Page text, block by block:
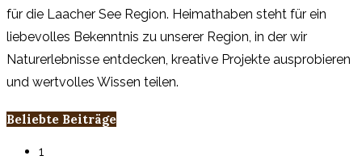
für die Laacher See Region. Heimathaben steht für ein
liebevolles Bekenntnis zu unserer Region, in der wir
Naturerlebnisse entdecken, kreative Projekte ausprobieren
und wertvolles Wissen teilen.
Beliebte Beiträge
1